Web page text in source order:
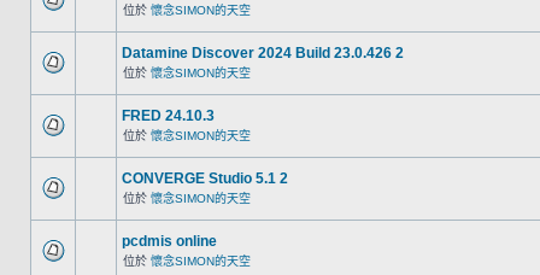
位於 懷念SIMON的天空
Datamine Discover 2024 Build 23.0.426 2
位於 懷念SIMON的天空
FRED 24.10.3
位於 懷念SIMON的天空
CONVERGE Studio 5.1 2
位於 懷念SIMON的天空
pcdmis online
位於 懷念SIMON的天空